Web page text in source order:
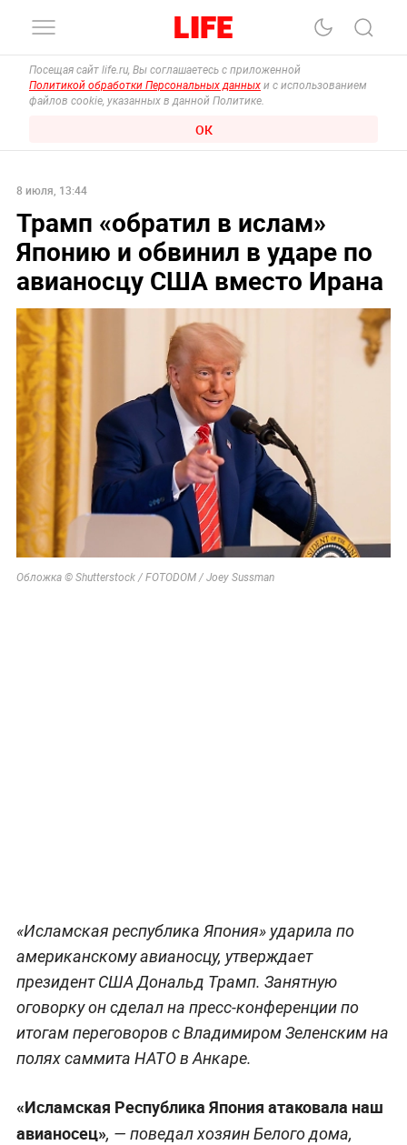
Посещая сайт life.ru, Вы соглашаетесь с приложенной
Политикой обработки Персональных данных и с использованием
файлов cookie, указанных в данной Политике.
ОК
8 июля, 13:44
Трамп «‎обратил в ислам»
Японию и обвинил в ударе по
авианосцу США вместо Ирана
Обложка © Shutterstock / FOTODOM / Joey Sussman
«Исламская республика Япония» ударила по
американскому авианосцу, утверждает
президент США Дональд Трамп. Занятную
оговорку он сделал на пресс-конференции по
итогам переговоров с Владимиром Зеленским на
полях саммита НАТО в Анкаре.
«Исламская Республика Япония атаковала наш
авианосец», — поведал хозяин Белого дома,